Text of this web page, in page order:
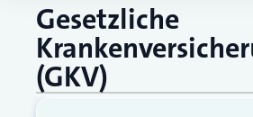
Gesetzliche
(GKV)